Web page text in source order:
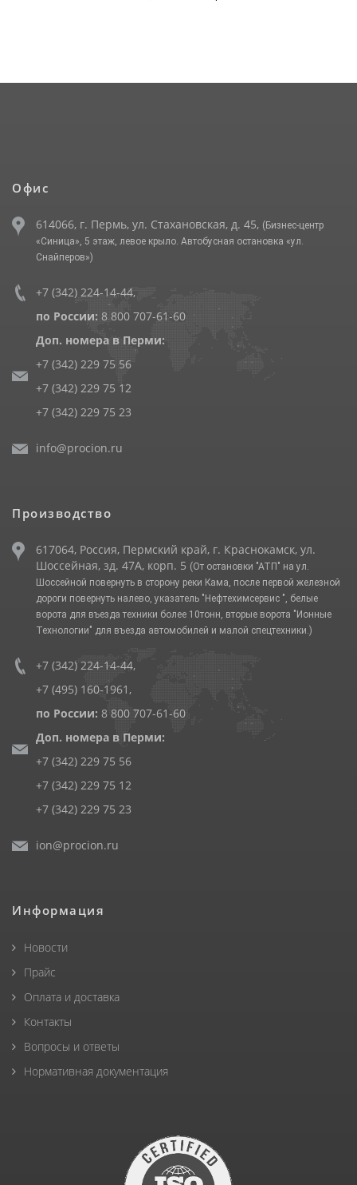
Офис
614066, г. Пермь, ул. Стахановская, д. 45, (Бизнес-центр
«Синица», 5 этаж, левое крыло. Автобусная остановка «ул.
Снайперов»)
+7 (342) 224-14-44,
по России: 8 800 707-61-60
Доп. номера в Перми:
+7 (342) 229 75 56
+7 (342) 229 75 12
+7 (342) 229 75 23
info@procion.ru
Производство
617064, Россия, Пермский край, г. Краснокамск, ул.
Шоссейная, зд. 47А, корп. 5 (От остановки "АТП" на ул.
Шоссейной повернуть в сторону реки Кама, после первой железной
дороги повернуть налево, указатель "Нефтехимсервис ", белые
ворота для въезда техники более 10тонн, вторые ворота "Ионные
Технологии" для въезда автомобилей и малой спецтехники.)
+7 (342) 224-14-44,
+7 (495) 160-1961 ,
по России: 8 800 707-61-60
Доп. номера в Перми:
+7 (342) 229 75 56
+7 (342) 229 75 12
+7 (342) 229 75 23
ion@procion.ru
Информация
Новости
Прайс
Оплата и доставка
Контакты
Вопросы и ответы
Нормативная документация